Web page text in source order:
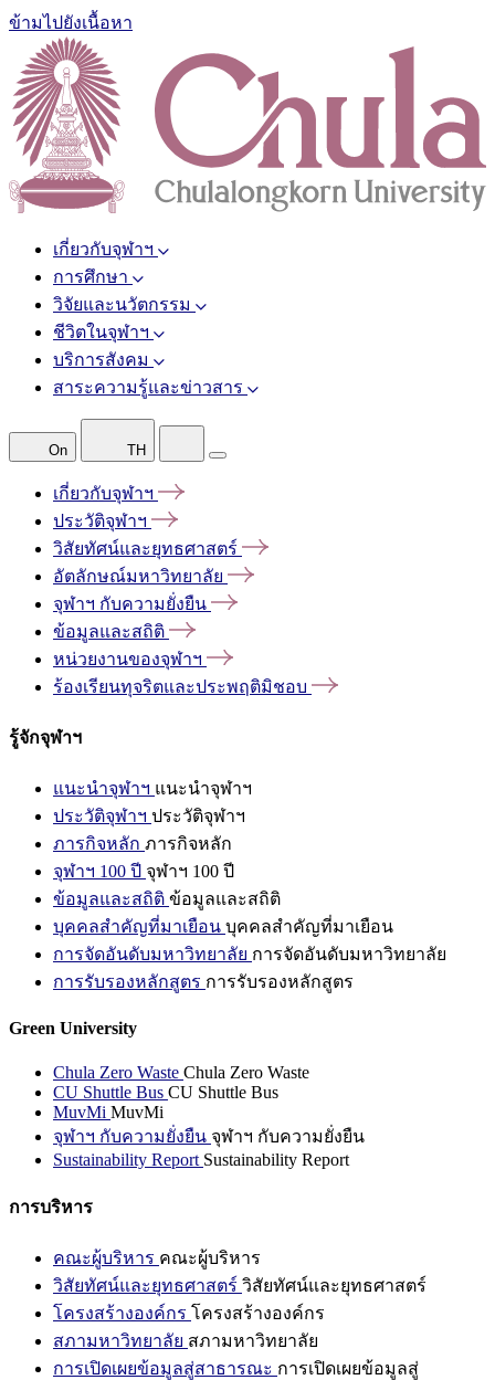
ข้ามไปยังเนื้อหา
เกี่ยวกับจุฬาฯ
การศึกษา
วิจัยและนวัตกรรม
ชีวิตในจุฬาฯ
บริการสังคม
สาระความรู้และข่าวสาร
On TH
เกี่ยวกับจุฬาฯ
ประวัติจุฬาฯ
วิสัยทัศน์และยุทธศาสตร์
อัตลักษณ์มหาวิทยาลัย
จุฬาฯ กับความยั่งยืน
ข้อมูลและสถิติ
หน่วยงานของจุฬาฯ
ร้องเรียนทุจริตและประพฤติมิชอบ
รู้จักจุฬาฯ
แนะนำจุฬาฯ แนะนำจุฬาฯ
ประวัติจุฬาฯ ประวัติจุฬาฯ
ภารกิจหลัก ภารกิจหลัก
จุฬาฯ 100 ปี จุฬาฯ 100 ปี
ข้อมูลและสถิติ ข้อมูลและสถิติ
บุคคลสำคัญที่มาเยือน บุคคลสำคัญที่มาเยือน
การจัดอันดับมหาวิทยาลัย การจัดอันดับมหาวิทยาลัย
การรับรองหลักสูตร การรับรองหลักสูตร
Green University
Chula Zero Waste Chula Zero Waste
CU Shuttle Bus CU Shuttle Bus
MuvMi MuvMi
จุฬาฯ กับความยั่งยืน จุฬาฯ กับความยั่งยืน
Sustainability Report Sustainability Report
การบริหาร
คณะผู้บริหาร คณะผู้บริหาร
วิสัยทัศน์และยุทธศาสตร์ วิสัยทัศน์และยุทธศาสตร์
โครงสร้างองค์กร โครงสร้างองค์กร
สภามหาวิทยาลัย สภามหาวิทยาลัย
การเปิดเผยข้อมูลสู่สาธารณะ การเปิดเผยข้อมูลสู่